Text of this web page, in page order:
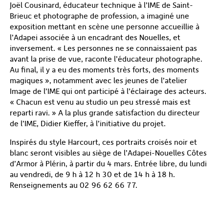
Joël Cousinard, éducateur technique à l’IME de Saint-
Brieuc et photographe de profession, a imaginé une
exposition mettant en scène une personne accueillie à
l’Adapei associée à un encadrant des Nouelles, et
inversement. « Les personnes ne se connaissaient pas
avant la prise de vue, raconte l’éducateur photographe.
Au final, il y a eu des moments très forts, des moments
magiques », notamment avec les jeunes de l’atelier
Image de l’IME qui ont participé à l’éclairage des acteurs.
« Chacun est venu au studio un peu stressé mais est
reparti ravi. » A la plus grande satisfaction du directeur
de l’IME, Didier Kieffer, à l’initiative du projet.
Inspirés du style Harcourt, ces portraits croisés noir et
blanc seront visibles au siège de l’Adapei-Nouelles Côtes
d’Armor à Plérin, à partir du 4 mars. Entrée libre, du lundi
au vendredi, de 9 h à 12 h 30 et de 14 h à 18 h.
Renseignements au 02 96 62 66 77.